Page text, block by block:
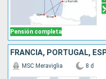
Pensión completa
MSC Meraviglia 8 d